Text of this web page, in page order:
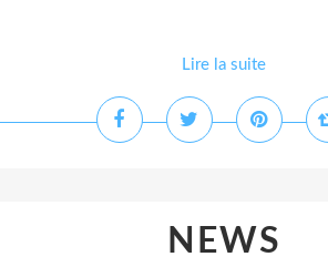
Lire la suite
NEWS